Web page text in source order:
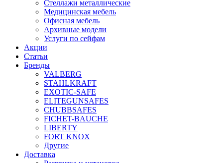
Стеллажи металлические
Медицинская мебель
Офисная мебель
Архивные модели
Услуги по сейфам
Акции
Статьи
Бренды
VALBERG
STAHLKRAFT
EXOTIC-SAFE
ELITEGUNSAFES
CHUBBSAFES
FICHET-BAUCHE
LIBERTY
FORT KNOX
Другие
Доставка